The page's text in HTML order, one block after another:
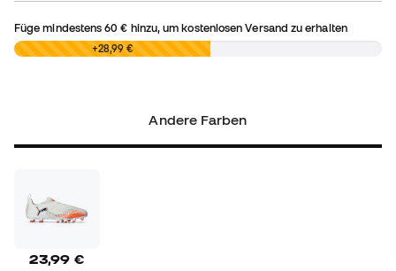
Füge mindestens60 € hinzu, um kostenlosen Versand zu erhalten
0,00 € +28,99 €
Andere Farben
23,99 €